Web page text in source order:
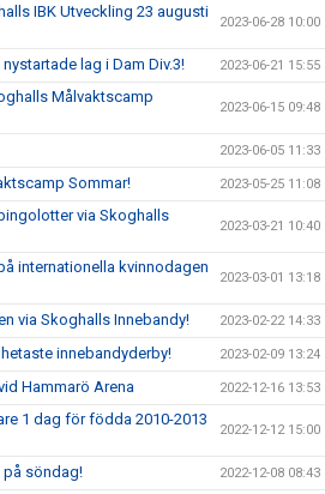
IBK Utveckling 23 augusti
2023-06-28 10:00
lag i Dam Div.3! 2023-06-21 15:55
Målvaktscamp
2023-06-15 09:48
2023-06-05 11:33
Sommar! 2023-05-25 11:08
via Skoghalls
2023-03-21 10:40
internationella kvinnodagen
2023-03-01 13:18
via Skoghalls Innebandy! 2023-02-22 14:33
innebandyderby! 2023-02-09 13:24
Hammarö Arena 2022-12-16 13:53
1 dag för födda 2010-2013
2022-12-12 15:00
på söndag! 2022-12-08 08:43